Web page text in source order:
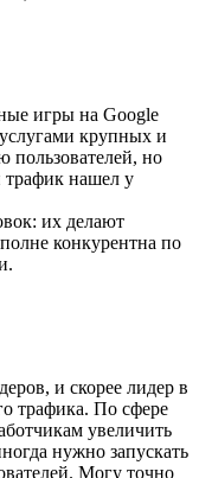
игры на Google
крупных и
пользователей, но
трафик нашел у
их делают
конкурентна по
и скорее лидер в
трафика. По сфере
увеличить
нужно запускать
Могу точно